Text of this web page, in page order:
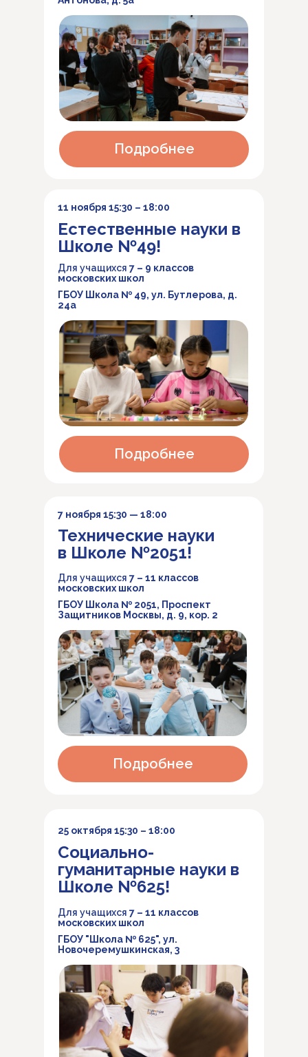
Подробнее
11 ноября 15:30 – 18:00
Естественные науки в
Школе №49!
Для учащихся 7 – 9 классов
московских школ
Подробнее
ГБОУ Школа № 49, ул. Бутлерова, д.
24а
7 ноября 15:30 — 18:00
Технические науки
в Школе №2051!
Для учащихся 7 – 11 классов
московских школ
Подробнее
ГБОУ Школа № 2051, Проспект
Защитников Москвы, д. 9, кор. 2
25 октября 15:30 – 18:00
Социально-
гуманитарные науки в
Школе №625!
Для учащихся 7 – 11 классов
московских школ
ГБОУ "Школа № 625", ул.
Новочеремушкинская, 3